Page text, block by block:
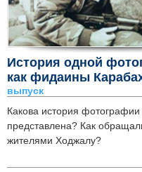
История одной
как фидаины
выпуск
Какова история
представлена? Как
жителями Ходжалу?